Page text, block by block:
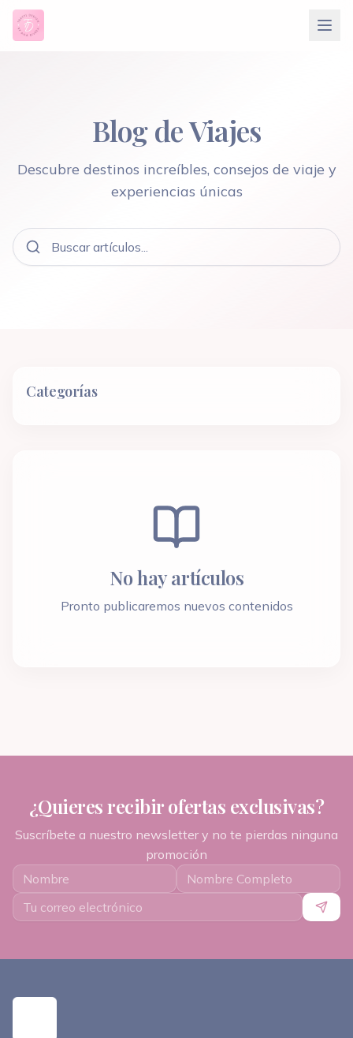
Blog de Viajes
Descubre destinos increíbles, consejos de viaje y
experiencias únicas
Categorías
No hay artículos
Pronto publicaremos nuevos contenidos
¿Quieres recibir ofertas exclusivas?
Suscríbete a nuestro newsletter y no te pierdas ninguna
promoción